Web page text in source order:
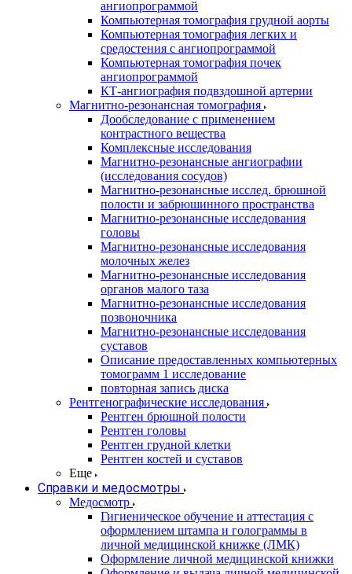
ангиопрограммой
Компьютерная томография грудной аорты
Компьютерная томография легких и
средостения с ангиопрограммой
Компьютерная томография почек
ангиопрограммой
КТ-ангиография подвздошной артерии
Магнитно-резонансная томография
Дообследование с применением
контрастного вещества
Комплексные исследования
Магнитно-резонансные ангиографии
(исследования сосудов)
Магнитно-резонансные исслед. брюшной
полости и забрюшинного пространства
Магнитно-резонансные исследования
головы
Магнитно-резонансные исследования
молочных желез
Магнитно-резонансные исследования
органов малого таза
Магнитно-резонансные исследования
позвоночника
Магнитно-резонансные исследования
суставов
Описание предоставленных компьютерных
томограмм 1 исследование
повторная запись диска
Рентгенографические исследования
Рентген брюшной полости
Рентген головы
Рентген грудной клетки
Рентген костей и суставов
Еще
Справки и медосмотры
Медосмотр
Гигиеническое обучение и аттестация с
оформлением штампа и голограммы в
личной медицинской книжке (ЛМК)
Оформление личной медицинской книжки